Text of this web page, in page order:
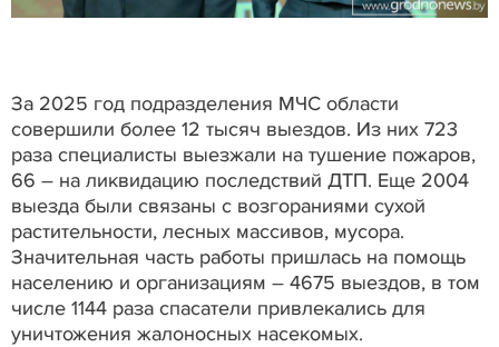
За 2025 год подразделения МЧС области
совершили более 12 тысяч выездов. Из них 723
раза специалисты выезжали на тушение пожаров,
66 – на ликвидацию последствий ДТП. Еще 2004
выезда были связаны с возгораниями сухой
растительности, лесных массивов, мусора.
Значительная часть работы пришлась на помощь
населению и организациям – 4675 выездов, в том
числе 1144 раза спасатели привлекались для
уничтожения жалоносных насекомых.